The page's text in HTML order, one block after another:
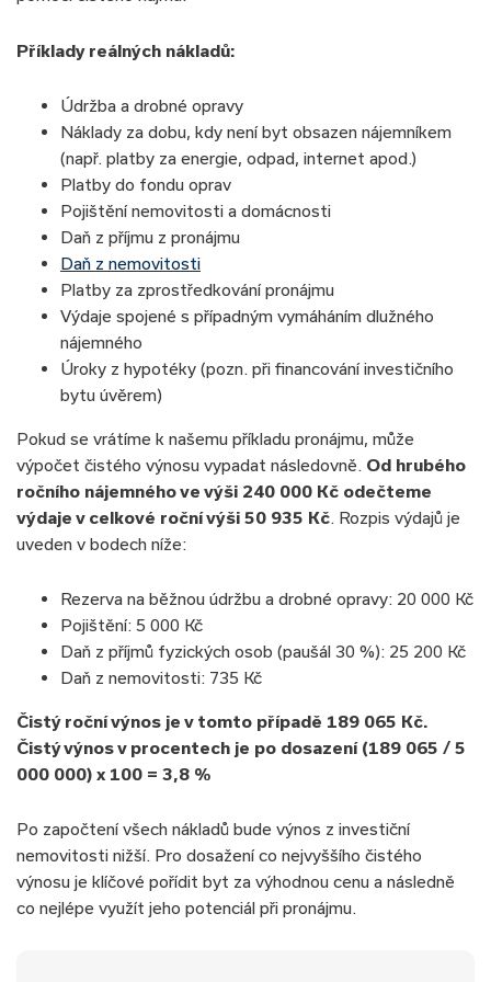
Příklady reálných nákladů:
Údržba a drobné opravy
Náklady za dobu, kdy není byt obsazen nájemníkem
(např. platby za energie, odpad, internet apod.)
Platby do fondu oprav
Pojištění nemovitosti a domácnosti
Daň z příjmu z pronájmu
Daň z nemovitosti
Platby za zprostředkování pronájmu
Výdaje spojené s případným vymáháním dlužného
nájemného
Úroky z hypotéky (pozn. při financování investičního
bytu úvěrem)
Pokud se vrátíme k našemu příkladu pronájmu, může
výpočet čistého výnosu vypadat následovně. Od hrubého
ročního nájemného ve výši 240 000 Kč odečteme
výdaje v celkové roční výši 50 935 Kč. Rozpis výdajů je
uveden v bodech níže:
Rezerva na běžnou údržbu a drobné opravy: 20 000 Kč
Pojištění: 5 000 Kč
Daň z příjmů fyzických osob (paušál 30 %): 25 200 Kč
Daň z nemovitosti: 735 Kč
Čistý roční výnos je v tomto případě 189 065 Kč.
Čistý výnos v procentech je po dosazení (189 065 / 5
000 000) x 100 = 3,8 %
Po započtení všech nákladů bude výnos z investiční
nemovitosti nižší. Pro dosažení co nejvyššího čistého
výnosu je klíčové pořídit byt za výhodnou cenu a následně
co nejlépe využít jeho potenciál při pronájmu.